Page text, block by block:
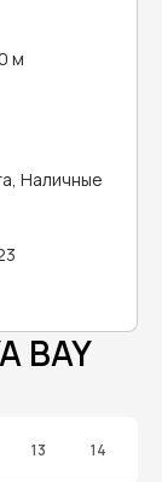
м
Наличные
BAY
13 14